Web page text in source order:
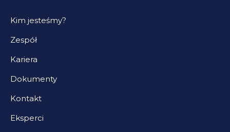
Kim jesteśmy?
Zespół
Kariera
Dokumenty
Kontakt
Eksperci